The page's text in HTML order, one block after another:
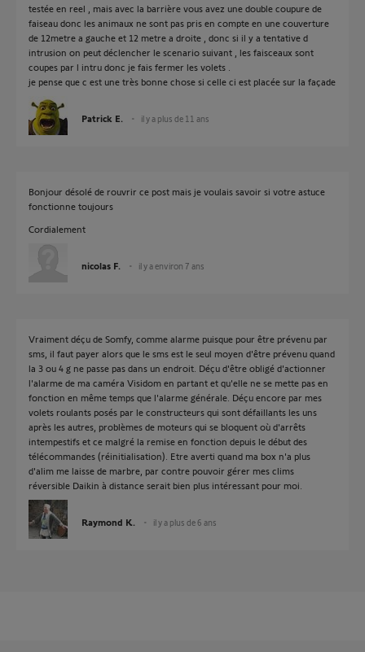
testée en reel , mais avec la barrière vous avez une double coupure de
faiseau donc les animaux ne sont pas pris en compte en une couverture
de 12metre a gauche et 12 metre a droite , donc si il y a tentative d
intrusion on peut déclencher le scenario suivant , les faisceaux sont
coupes par l intru donc je fais fermer les volets .
je pense que c est une très bonne chose si celle ci est placée sur la façade
Patrick E. il y a plus de 11 ans
Bonjour désolé de rouvrir ce post mais je voulais savoir si votre astuce
fonctionne toujours
Cordialement
nicolas F. il y a environ 7 ans
Vraiment déçu de Somfy, comme alarme puisque pour être prévenu par
sms, il faut payer alors que le sms est le seul moyen d'être prévenu quand
la 3 ou 4 g ne passe pas dans un endroit. Déçu d'être obligé d'actionner
l'alarme de ma caméra Visidom en partant et qu'elle ne se mette pas en
fonction en même temps que l'alarme générale. Déçu encore par mes
volets roulants posés par le constructeurs qui sont défaillants les uns
après les autres, problèmes de moteurs qui se bloquent où d'arrêts
intempestifs et ce malgré la remise en fonction depuis le début des
télécommandes (réinitialisation). Etre averti quand ma box n'a plus
d'alim me laisse de marbre, par contre pouvoir gérer mes clims
réversible Daikin à distance serait bien plus intéressant pour moi.
Raymond K. il y a plus de 6 ans